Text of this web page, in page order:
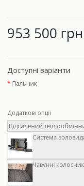
953 500
Доступні варіанти
Пальник
Додаткові опції
Підсилений
Система
Чавунні